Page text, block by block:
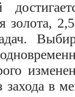
золота,
захода в